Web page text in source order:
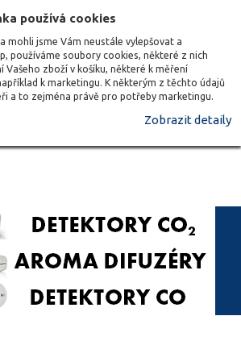
používá cookies
mohli jsme Vám neustále vylepšovat a
používáme soubory cookies, některé z nich
Vašeho zboží v košíku, některé k měření
k marketingu. K některým z těchto údajů
a to zejména právě pro potřeby marketingu.
Zobrazit detaily